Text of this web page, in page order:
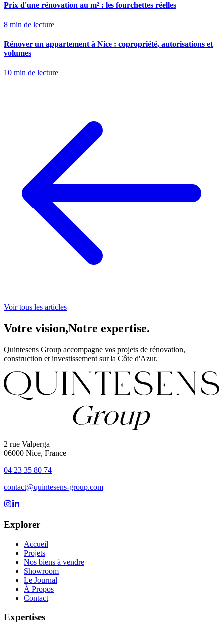
Prix d'une rénovation au m² : les fourchettes réelles
8 min de lecture
Rénover un appartement à Nice : copropriété, autorisations et
volumes
10 min de lecture
Voir tous les articles
Votre vision,Notre expertise.
Quintesens Group accompagne vos projets de rénovation,
construction et investissement sur la Côte d'Azur.
2 rue Valperga
06000 Nice, France
04 23 35 80 74
contact@quintesens-group.com
Suivez-nous sur Instagram
Explorer
Accueil
Projets
Nos biens à vendre
Showroom
Le Journal
À Propos
Contact
Expertises